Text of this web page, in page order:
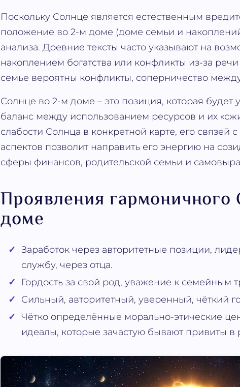
Поскольку Солнце является естественным
положение во 2-м доме (доме семьи и
анализа. Древние тексты часто указывают на
накоплением богатства или конфликты из-за
семье вероятны конфликты, соперничество
Солнце во 2-м доме – это позиция, которая будет
баланс между использованием ресурсов и их
слабости Солнца в конкретной карте, его связей
аспектов позволит направить его энергию на
сферы финансов, родительской семьи и
Проявления
доме
Заработок через авторитетные позиции,
службу, через отца.
Гордость за свой род, уважение к семейным
Сильный, авторитетный, уверенный, чёткий
Чётко определённые морально-этические
идеалы, которые зачастую бывают привиты в